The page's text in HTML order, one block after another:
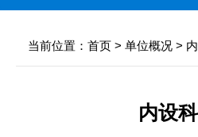
中心领导行业新闻
信息公开制度
政府信息公开
年度报告
国家政策
省级政策
提取
贷款
当前位置： 首页 > 单位概况 >
内设